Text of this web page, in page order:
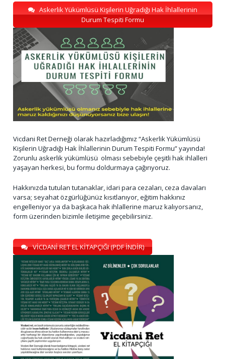
Askerlik Yükümlüsü Kişilerin Uğradığı Hak İhlallerinin
Durum Tespiti Formu
Vicdani Ret Derneği olarak hazırladığımız “Askerlik Yükümlüsü
Kişilerin Uğradığı Hak İhlallerinin Durum Tespiti Formu” yayında!
Zorunlu askerlik yükümlüsü olması sebebiyle çeşitli hak ihlalleri
yaşayan herkesi, bu formu doldurmaya çağırıyoruz.
Hakkınızda tutulan tutanaklar, idari para cezaları, ceza davaları
varsa; seyahat özgürlüğünüz kısıtlanıyor, eğitim hakkınız
engelleniyor ya da başkaca hak ihlallerine maruz kalıyorsanız,
form üzerinden bizimle iletişime geçebilirsiniz.
VİCDANİ RET EL KİTAPÇIĞI (PDF İNDİR)